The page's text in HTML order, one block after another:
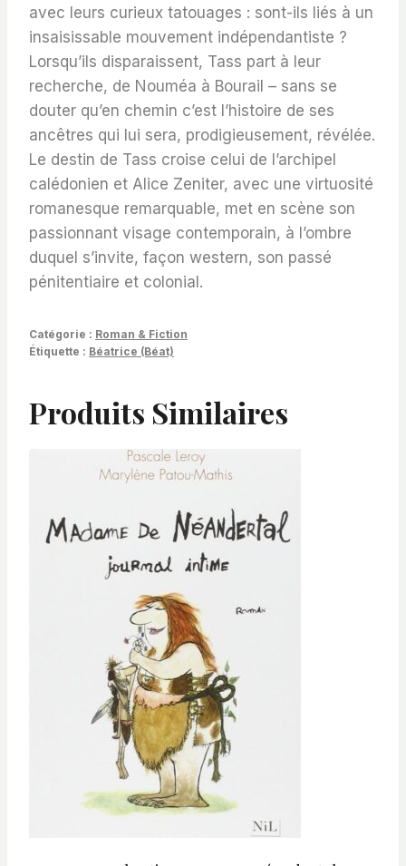
avec leurs curieux tatouages : sont-ils liés à un
insaisissable mouvement indépendantiste ?
Lorsqu’ils disparaissent, Tass part à leur
recherche, de Nouméa à Bourail – sans se
douter qu’en chemin c’est l’histoire de ses
ancêtres qui lui sera, prodigieusement, révélée.
Le destin de Tass croise celui de l’archipel
calédonien et Alice Zeniter, avec une virtuosité
romanesque remarquable, met en scène son
passionnant visage contemporain, à l’ombre
duquel s’invite, façon western, son passé
pénitentiaire et colonial.
Catégorie : Roman & Fiction
Étiquette : Béatrice (Béat)
Produits Similaires